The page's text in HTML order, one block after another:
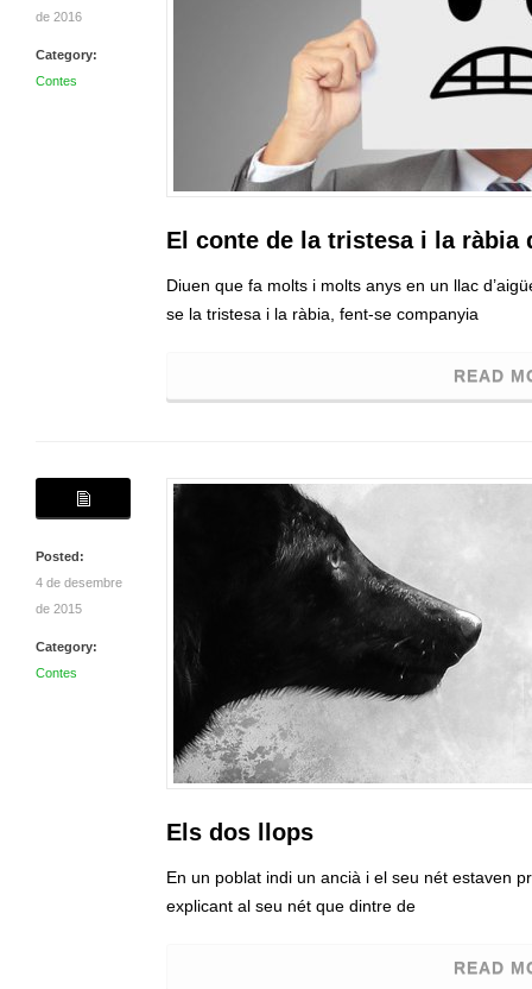
de 2016
Category:
Contes
El conte de la tristesa i la ràbia
Diuen que fa molts i molts anys en un llac
se la tristesa i la ràbia, fent-se companyia
READ
Posted:
4 de desembre
de 2015
Category:
Contes
Els dos llops
En un poblat indi un ancià i el seu nét estaven
explicant al seu nét que dintre de
READ